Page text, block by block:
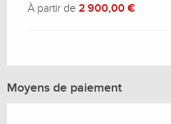
À partir de 2 900,00 €
Moyens de paiement